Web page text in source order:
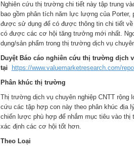
Nghiên cứu thị trường chi tiết này tập trung
bao gồm phân tích năm lực lượng của
được sử dụng để có được thông tin chi tiết
có được các cơ hội tăng trưởng mới nhất.
dụng/sản phẩm trong thị trường dịch vụ
Duyệt Báo cáo nghiên cứu thị trường dịch
tại
https://www.valuemarketresearch.com/
Phân khúc thị trường
Thị trường dịch vụ chuyên nghiệp CNTT
cứu các tập hợp con này theo phân khúc địa
chiến lược phù hợp để nhắm mục tiêu vào thị
xác định các cơ hội tốt hơn.
Theo Loại